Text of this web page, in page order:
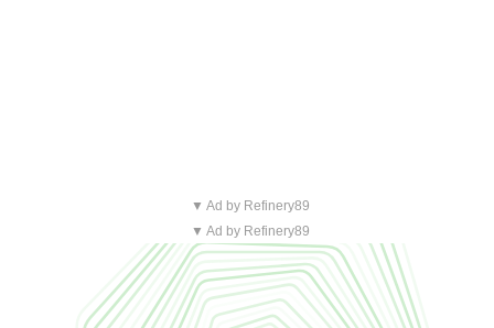
▼ Ad by Refinery89
▼ Ad by Refinery89